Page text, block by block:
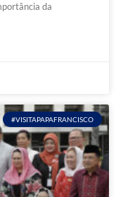
da
#VISITAPAPAFRANCISCO